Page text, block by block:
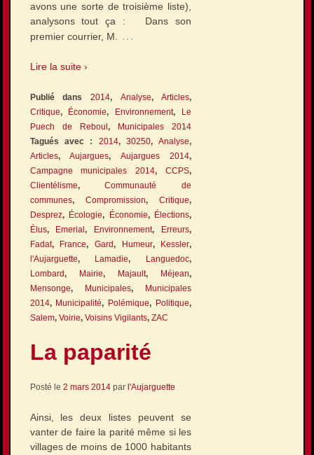
avons une sorte de troisième liste),
analysons tout ça : Dans son
premier courrier, M.
…
Lire la suite ›
Publié dans 2014, Analyse,Articles,
Critique, Économie, Environnement, Le
Puech de Reboul, Municipales 2014
Tagués avec : 2014, 30250,Analyse,
Articles,Aujargues,Aujargues 2014,
Campagne municipales 2014,CCPS,
Clientélisme,Communauté de
communes, Compromission,Critique,
Desprez, Écologie, Économie, Élections,
Élus, Emerial, Environnement, Erreurs,
Fadat, France, Gard, Humeur, Kessler,
l'Aujarguette, Lamadie, Languedoc,
Lombard, Mairie, Majault, Méjean,
Mensonge, Municipales, Municipales
2014, Municipalité, Polémique, Politique,
Salem, Voirie, Voisins Vigilants, ZAC
La paparité
Posté le 2 mars 2014par l'Aujarguette
Ainsi, les deux listes peuvent se
vanter de faire la parité même si les
villages de moins de 1000 habitants